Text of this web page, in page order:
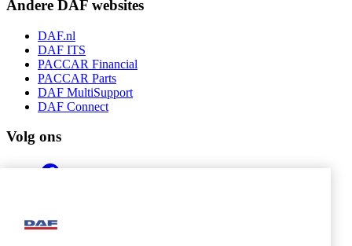
Andere DAF websites
DAF.nl
DAF ITS
PACCAR Financial
PACCAR Parts
DAF MultiSupport
DAF Connect
Volg ons